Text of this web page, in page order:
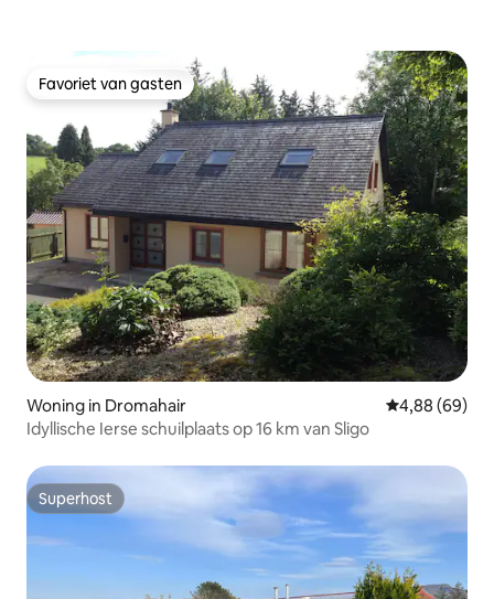
Favoriet van gasten
Favoriet van gasten
Woning in Dromahair Gemiddelde
4,88 (69)
Idyllische Ierse schuilplaats op 16 km van Sligo
Superhost
Superhost